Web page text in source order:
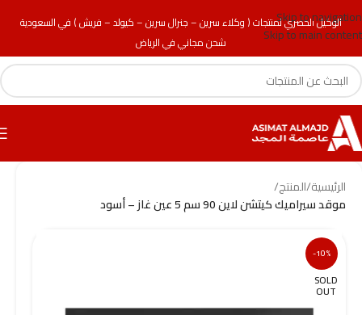
الوكيل الحصري لمنتجات ( وكلاء سرين – جنرال سرين – كيولد – فريش ) في السعودية
شحن مجاني في الرياض
Skip to navigation
Skip to main content
الرئيسية/المنتج/
موقد سيراميك كيتشن لاين 90 سم 5 عين غاز – أسود
-10%
SOLD
OUT